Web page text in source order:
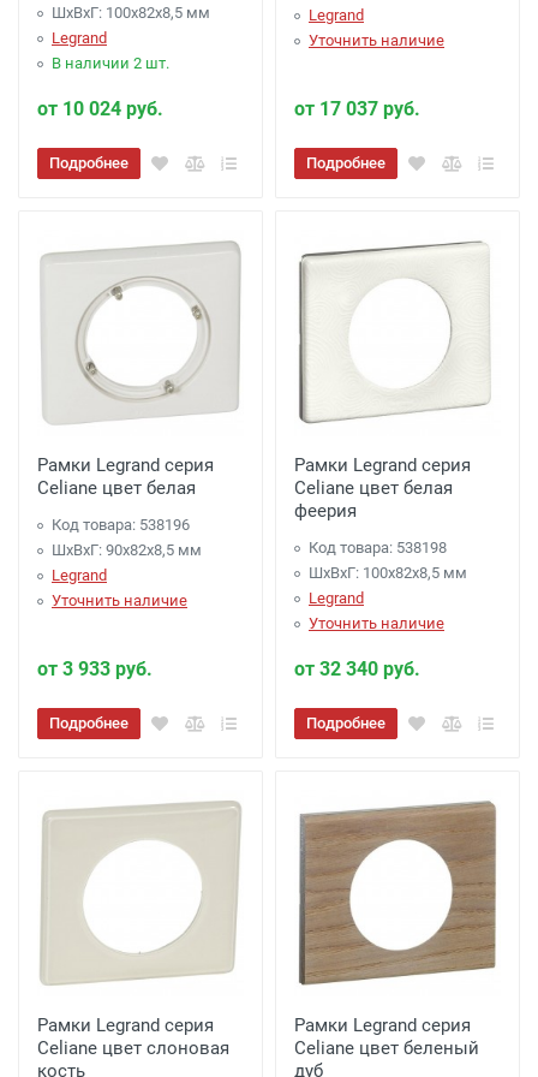
ШхВхГ: 100x82x8,5 мм
Legrand
В наличии 2 шт.
от 10 024 руб.
Подробнее
Legrand
Уточнить наличие
от 17 037 руб.
Подробнее
Рамки Legrand серия
Celiane цвет белая
Код товара: 538196
ШхВхГ: 90x82x8,5 мм
Legrand
Уточнить наличие
от 3 933 руб.
Подробнее
Рамки Legrand серия
Celiane цвет белая
феерия
Код товара: 538198
ШхВхГ: 100x82x8,5 мм
Legrand
Уточнить наличие
от 32 340 руб.
Подробнее
Рамки Legrand серия
Celiane цвет слоновая
кость
Рамки Legrand серия
Celiane цвет беленый
дуб